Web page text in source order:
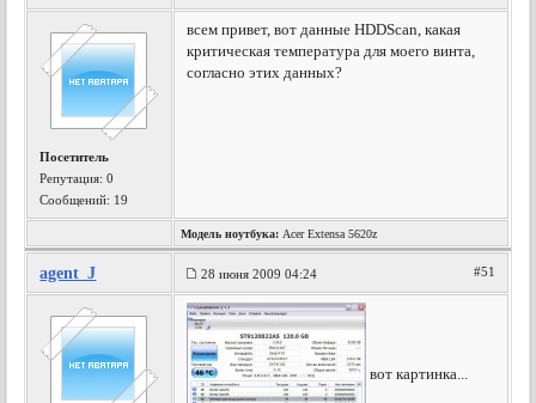
Посетитель
Репутация:0
Сообщений: 19
всем привет, вот данные HDDScan, какая
критическая температура для моего винта,
согласно этих данных?
Модель ноутбука: Acer Extensa 5620z
agent_J 28 июня 2009 04:24 #51
вот картинка...